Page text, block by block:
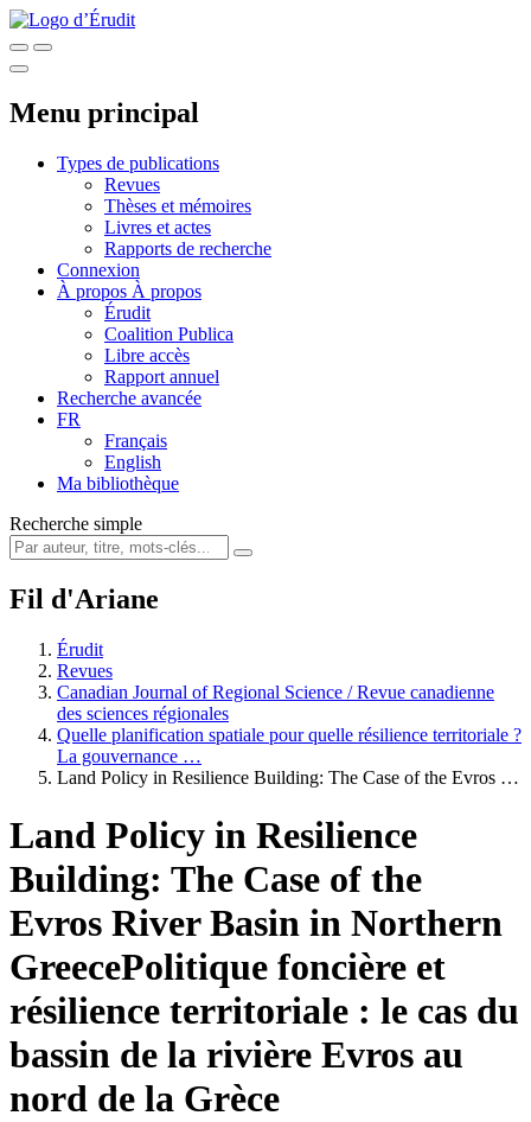
Menu principal
Types de publications
Revues
Thèses et mémoires
Livres et actes
Rapports de recherche
Connexion
À propos À propos
Érudit
Coalition Publica
Libre accès
Rapport annuel
Recherche avancée
FR
Français
English
Ma bibliothèque
Recherche simple
Fil d'Ariane
Érudit
Revues
Canadian Journal of Regional Science / Revue canadienne
des sciences régionales
Quelle planification spatiale pour quelle résilience territoriale ?
La gouvernance …
Land Policy in Resilience Building: The Case of the Evros …
Land Policy in Resilience
Building: The Case of the
Evros River Basin in Northern
GreecePolitique foncière et
résilience territoriale : le cas du
bassin de la rivière Evros au
nord de la Grèce